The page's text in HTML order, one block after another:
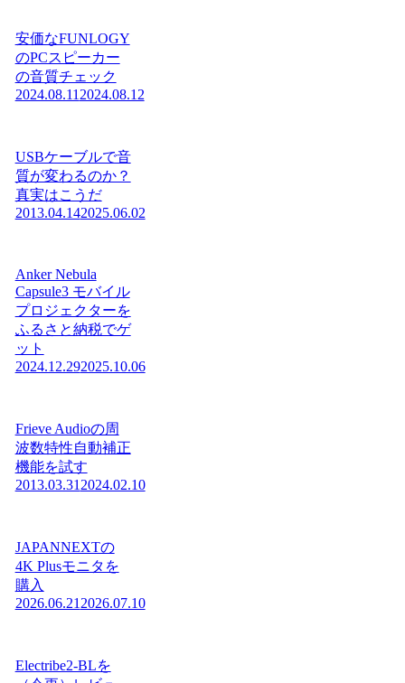
安価なFUNLOGY
のPCスピーカー
の音質チェック
2024.08.11 2024.08.12
USBケーブルで音
質が変わるのか？
真実はこうだ
2013.04.142025.06.02
Anker Nebula
Capsule3 モバイル
プロジェクターを
ふるさと納税でゲ
ット
2024.12.292025.10.06
Frieve Audioの周
波数特性自動補正
機能を試す
2013.03.31 2024.02.10
JAPANNEXTの
4K Plusモニタを
購入
2026.06.21 2026.07.10
Electribe2-BLを